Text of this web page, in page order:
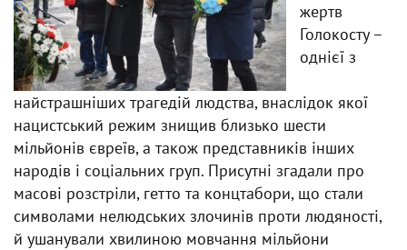
жертв
Голокосту –
однієї з
найстрашніших трагедій людства, внаслідок якої
нацистський режим знищив близько шести
мільйонів євреїв, а також представників інших
народів і соціальних груп. Присутні згадали про
масові розстріли, гетто та концтабори, що стали
символами нелюдських злочинів проти людяності,
й ушанували хвилиною мовчання мільйони